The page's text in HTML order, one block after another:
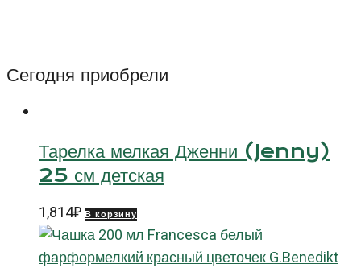
Оптимо
Хэндпейнтед
(Optimo
Сегодня приобрели
Тарелка мелкая Дженни (Jenny)
25 см детская
1,814₽ В корзину